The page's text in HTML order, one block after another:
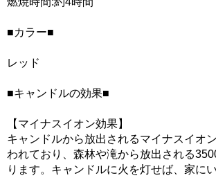
■カラー■
レッド
■キャンドルの効果■
【マイナスイオン効果】
キャンドルから放出されるマイナスイオ
われており、森林や滝から放出される
ります。キャンドルに火を灯せば、家に